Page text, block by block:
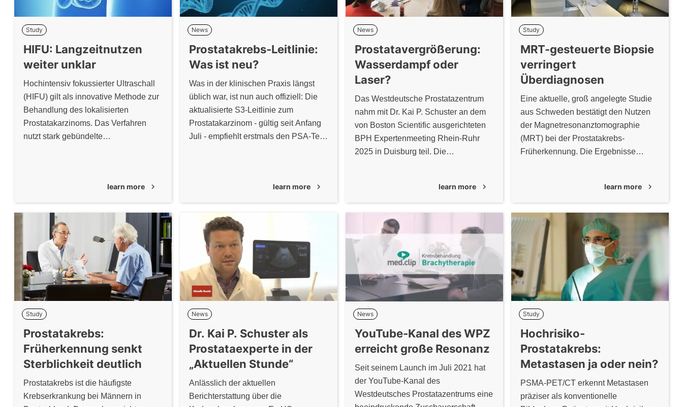
Study
HIFU: Langzeitnutzen
weiter unklar
Hochintensiv fokussierter Ultraschall
(HIFU) gilt als innovative Methode zur
Behandlung des lokalisierten
Prostatakarzinoms. Das Verfahren
nutzt stark gebündelte
der vielversprechenden Technologie
bislang wissenschaftlich nicht
ausreichend gesichert.
learn more chevron_right
News
Prostatakrebs-Leitlinie:
Was ist neu?
Was in der klinischen Praxis längst
üblich war, ist nun auch offiziell: Die
aktualisierte S3-Leitlinie zum
Prostatakarzinom - gültig seit Anfang
Juli - empfiehlt erstmals den PSA-Test
Tastuntersuchung der Prostata
verliert damit ihre Schlüsselrolle in der
Früherkennung
learn more chevron_right
News
Prostatavergrößerung:
Wasserdampf oder
Laser?
Das Westdeutsche Prostatazentrum
nahm mit Dr. Kai P. Schuster an dem
von Boston Scientific ausgerichteten
BPH Expertenmeeting Rhein-Ruhr
2025 in Duisburg teil. Die
und praktischen Austausch rund um
die moderne Therapie der benignen
Prostatahyperplasie (BPH).
learn more chevron_right
Study
MRT-gesteuerte Biopsie
verringert
Überdiagnosen
Eine aktuelle, groß angelegte Studie
aus Schweden bestätigt den Nutzen
der Magnetresonanztomographie
(MRT) bei der Prostatakrebs-
Früherkennung. Die Ergebnisse
(Biopsie)verzichtet werden kann.
Dadurch lässt sich die Zahl klinisch
nicht relevanter Prostatakarzinom-
Diagnosen um etwa 50 Prozent
reduzieren, ohne aggressive oder
fortgesch
learn more chevron_right
Study
Prostatakrebs:
Früherkennung senkt
Sterblichkeit deutlich
Prostatakrebs ist die häufigste
Krebserkrankung bei Männern in
News
Dr. Kai P. Schuster als
Prostataexperte in der
„Aktuellen Stunde“
Anlässlich der aktuellen
Berichterstattung über die
News
YouTube-Kanal des WPZ
erreicht große Resonanz
Seit seinem Launch im Juli 2021 hat
der YouTube-Kanal des
Westdeutsches Prostatazentrums eine
Study
Hochrisiko-
Prostatakrebs:
Metastasen ja oder nein?
‍PSMA-PET/CT erkennt Metastasen
präziser als konventionelle